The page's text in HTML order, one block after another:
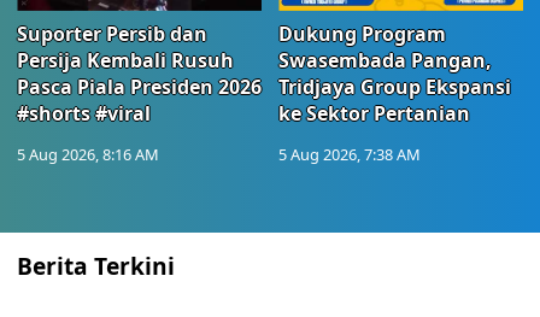
Suporter Persib dan
Persija Kembali Rusuh
Pasca Piala Presiden 2026
#shorts #viral
5 Aug 2026, 8:16 AM
Dukung Program
Swasembada Pangan,
Tridjaya Group Ekspansi
ke Sektor Pertanian
5 Aug 2026, 7:38 AM
Berita Terkini